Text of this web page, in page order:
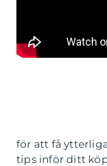
för att få
tips inför ditt